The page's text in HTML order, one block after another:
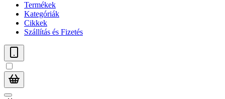
Termékek
Kategóriák
Cikkek
Szállítás és Fizetés